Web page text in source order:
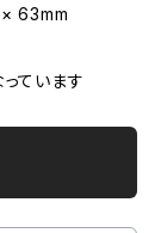
63mm
ています